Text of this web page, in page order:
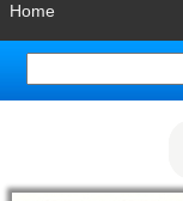
Home